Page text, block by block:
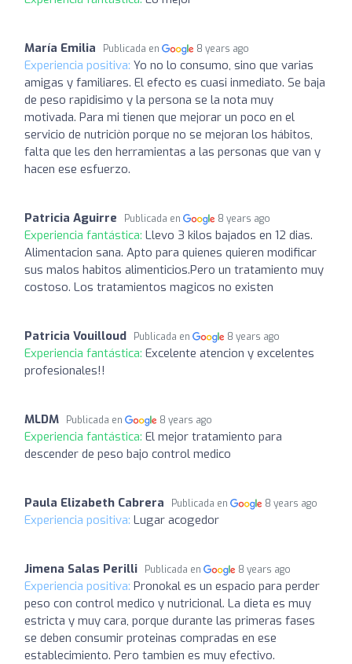
María Emilia Publicada en 8 years ago
Experiencia positiva: Yo no lo consumo, sino que varias
amigas y familiares. El efecto es cuasi inmediato. Se baja
de peso rapidisimo y la persona se la nota muy
motivada. Para mi tienen que mejorar un poco en el
servicio de nutriciòn porque no se mejoran los hábitos,
falta que les den herramientas a las personas que van y
hacen ese esfuerzo.
Patricia Aguirre Publicada en 8 years ago
Experiencia fantástica: Llevo 3 kilos bajados en 12 dias.
Alimentacion sana. Apto para quienes quieren modificar
sus malos habitos alimenticios.Pero un tratamiento muy
costoso. Los tratamientos magicos no existen
Patricia Vouilloud Publicada en 8 years ago
Experiencia fantástica: Excelente atencion y excelentes
profesionales!!
MLDM Publicada en 8 years ago
Experiencia fantástica: El mejor tratamiento para
descender de peso bajo control medico
Paula Elizabeth Cabrera Publicada en 8 years ago
Experiencia positiva: Lugar acogedor
Jimena Salas Perilli Publicada en 8 years ago
Experiencia positiva: Pronokal es un espacio para perder
peso con control medico y nutricional. La dieta es muy
estricta y muy cara, porque durante las primeras fases
se deben consumir proteinas compradas en ese
establecimiento. Pero tambien es muy efectivo.